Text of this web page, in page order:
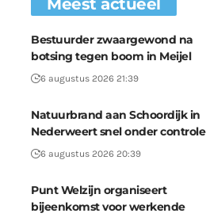
Meest actueel
Bestuurder zwaargewond na
botsing tegen boom in Meijel
6 augustus 2026 21:39
Natuurbrand aan Schoordijk in
Nederweert snel onder controle
6 augustus 2026 20:39
Punt Welzijn organiseert
bijeenkomst voor werkende